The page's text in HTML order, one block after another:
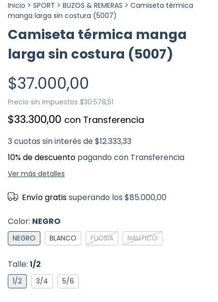
Inicio > SPORT > BUZOS & REMERAS > Camiseta térmica
manga larga sin costura (5007)
Camiseta térmica manga
larga sin costura (5007)
$37.000,00
Precio sin impuestos $30.578,51
$33.300,00 con Transferencia
3 cuotas sin interés de$12.333,33
10% de descuento pagando con Transferencia
Ver más detalles
Envío gratissuperando los$85.000,00
Color: NEGRO
NEGRO BLANCO FUCSIA NAUTICO
Talle: 1/2
1/2 3/4 5/6